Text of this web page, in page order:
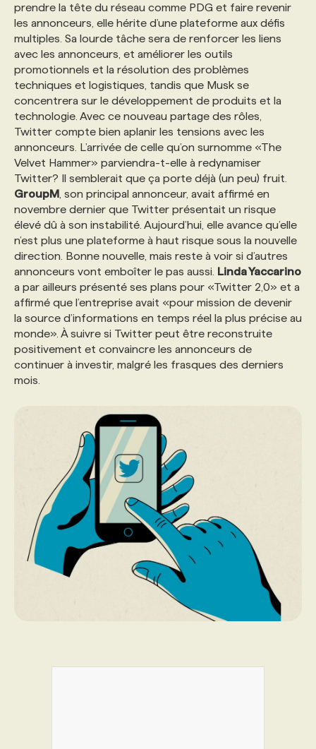
prendre la tête du réseau comme PDG et faire revenir
les annonceurs, elle hérite d’une plateforme aux défis
multiples. Sa lourde tâche sera de renforcer les liens
avec les annonceurs, et améliorer les outils
promotionnels et la résolution des problèmes
techniques et logistiques, tandis que Musk se
concentrera sur le développement de produits et la
technologie. Avec ce nouveau partage des rôles,
Twitter compte bien aplanir les tensions avec les
annonceurs. L’arrivée de celle qu’on surnomme «The
Velvet Hammer» parviendra-t-elle à redynamiser
Twitter? Il semblerait que ça porte déjà (un peu) fruit.
GroupM , son principal annonceur, avait affirmé en
novembre dernier que Twitter présentait un risque
élevé dû à son instabilité. Aujourd’hui, elle avance qu’elle
n’est plus une plateforme à haut risque sous la nouvelle
direction. Bonne nouvelle, mais reste à voir si d’autres
annonceurs vont emboîter le pas aussi. Linda Yaccarino
a par ailleurs présenté ses plans pour «Twitter 2,0» et a
affirmé que l’entreprise avait «pour mission de devenir
la source d’informations en temps réel la plus précise au
monde». À suivre si Twitter peut être reconstruite
positivement et convaincre les annonceurs de
continuer à investir, malgré les frasques des derniers
mois.